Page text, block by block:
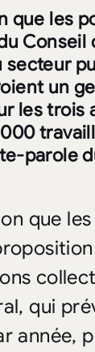
que les
un
les trois
parole
que
qui
année,